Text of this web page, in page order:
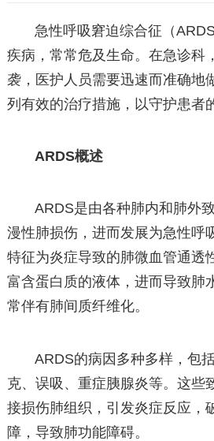
急性呼吸窘迫综合征（
疾病，常常危及生命。在急诊科
袭，医护人员需要迅速而准确地
列有效的治疗措施，以守护患者
ARDS概述
ARDS是由各种肺内和肺外
漫性肺损伤，进而发展为急性呼
特征为炎症导致的肺微血管通透
富含蛋白质的液体，进而导致肺
常伴有肺间质纤维化。
ARDS的病因多种多样，包
克、误吸、重症胰腺炎等。这些
接损伤肺组织，引发炎症反应，
障，导致肺功能障碍。